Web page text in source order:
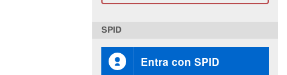
SPID
Entra con SPID